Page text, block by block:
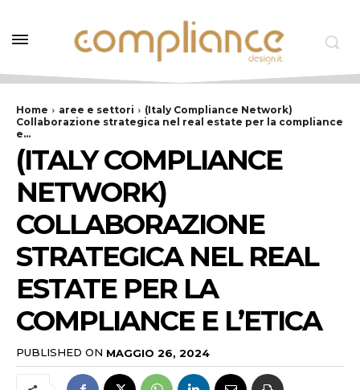
Home aree e settori
(Italy Compliance Network)
Collaborazione strategica nel real estate per la compliance
e...
(ITALY COMPLIANCE
NETWORK)
COLLABORAZIONE
STRATEGICA NEL REAL
ESTATE PER LA
COMPLIANCE E L’ETICA
PUBLISHED ON MAGGIO 26, 2024